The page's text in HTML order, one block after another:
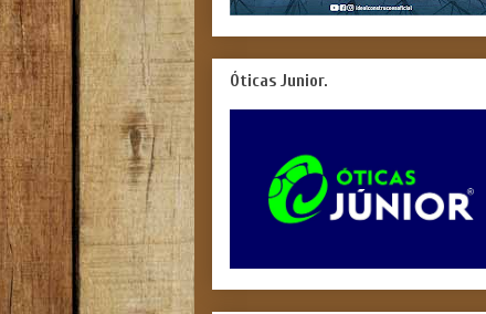
Óticas Junior.